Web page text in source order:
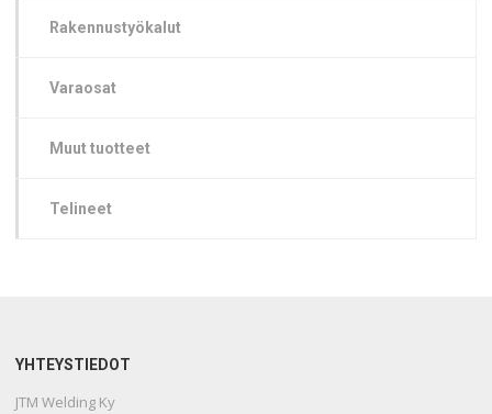
Rakennustyökalut
Varaosat
Muut tuotteet
Telineet
YHTEYSTIEDOT
JTM Welding Ky